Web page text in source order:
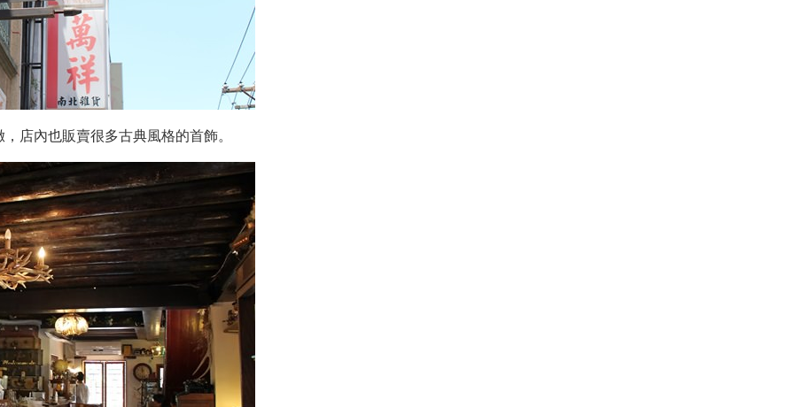
店內也販賣很多古典風格的首飾。